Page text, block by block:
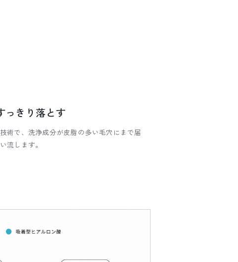
っきり落とす
術で、洗浄成分が皮脂の多い毛穴にまで届
流します。